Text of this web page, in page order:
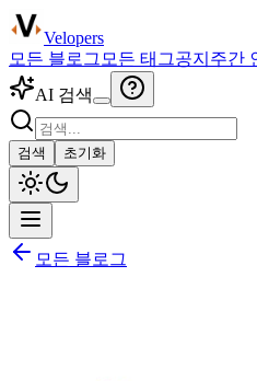
Velopers
모든 블로그 모든 태그공지 주간
AI 검색
검색 초기화
모든 블로그